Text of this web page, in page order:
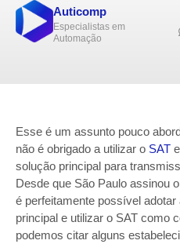
Auticomp
Especialistas em
Automação
Esse é um assunto pouco
não é obrigado a utilizar o SAT
solução principal para
Desde que São Paulo assinou
é perfeitamente possível
principal e utilizar o SAT como
podemos citar alguns